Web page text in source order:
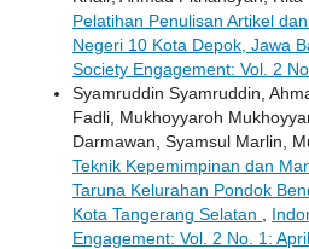
Pelatihan Penulisan Artikel
Negeri 10 Kota Depok, Jawa
Society Engagement: Vol. 2
Syamruddin Syamruddin,
Fadli, Mukhoyyaroh
Darmawan, Syamsul Marlin,
Teknik Kepemimpinan dan
Taruna Kelurahan Pondok
Kota Tangerang Selatan
Engagement: Vol. 2 No. 1: